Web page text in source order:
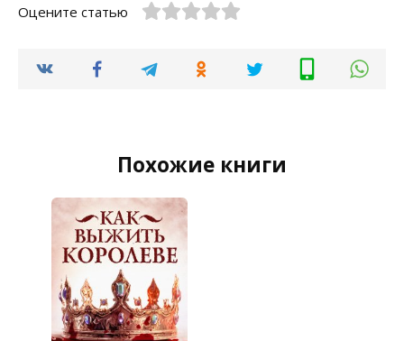
Оцените статью
Похожие книги